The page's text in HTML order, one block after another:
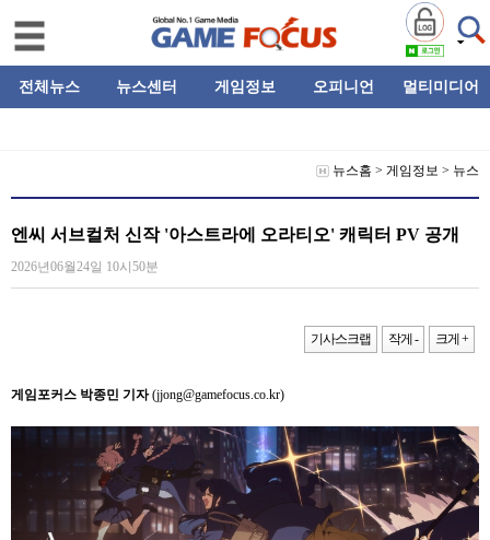
전체뉴스 뉴스센터 게임정보 오피니언 멀티미디어
뉴스홈 > 게임정보 > 뉴스
엔씨 서브컬처 신작 '아스트라에 오라티오' 캐릭터 PV 공개
2026년06월24일 10시50분
기사스크랩 작게 - 크게 +
게임포커스 박종민 기자(jjong@gamefocus.co.kr)